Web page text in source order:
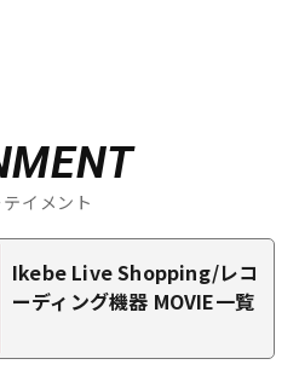
イメント
Ikebe Live Shopping/レコ
ーディング機器 MOVIE一覧